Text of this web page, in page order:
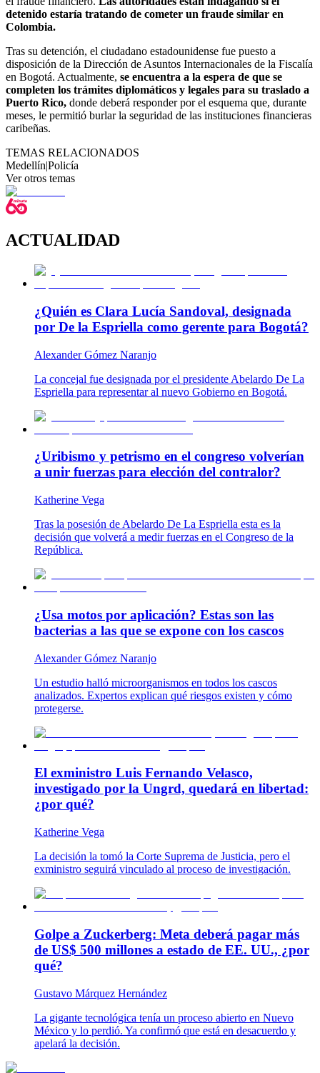
detenido estaría tratando de cometer un fraude similar en
Colombia.
Tras su detención, el ciudadano estadounidense fue puesto a
disposición de la Dirección de Asuntos Internacionales de la Fiscalía
en Bogotá. Actualmente, se encuentra a la espera de que se
completen los trámites diplomáticos y legales para su traslado a
Puerto Rico, donde deberá responder por el esquema que, durante
meses, le permitió burlar la seguridad de las instituciones financieras
caribeñas.
TEMAS RELACIONADOS
Medellín|Policía
Ver otros temas
ACTUALIDAD
¿Quién es Clara Lucía Sandoval, designada
por De la Espriella como gerente para Bogotá?
Alexander Gómez Naranjo
La concejal fue designada por el presidente Abelardo De La
Espriella para representar al nuevo Gobierno en Bogotá.
¿Uribismo y petrismo en el congreso volverían
a unir fuerzas para elección del contralor?
Katherine Vega
Tras la posesión de Abelardo De La Espriella esta es la
decisión que volverá a medir fuerzas en el Congreso de la
República.
¿Usa motos por aplicación? Estas son las
bacterias a las que se expone con los cascos
Alexander Gómez Naranjo
Un estudio halló microorganismos en todos los cascos
analizados. Expertos explican qué riesgos existen y cómo
protegerse.
El exministro Luis Fernando Velasco,
investigado por la Ungrd, quedará en libertad:
¿por qué?
Katherine Vega
La decisión la tomó la Corte Suprema de Justicia, pero el
exministro seguirá vinculado al proceso de investigación.
Golpe a Zuckerberg: Meta deberá pagar más
de US$ 500 millones a estado de EE. UU., ¿por
qué?
Gustavo Márquez Hernández
La gigante tecnológica tenía un proceso abierto en Nuevo
México y lo perdió. Ya confirmó que está en desacuerdo y
apelará la decisión.